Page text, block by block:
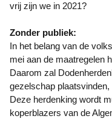
vrij zijn we in 2021?
Zonder publiek:
In het belang van de
mei aan de maatregelen
Daarom zal
gezelschap plaatsvinden,
Deze herdenking wordt
koperblazers van de